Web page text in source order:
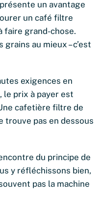
un avantage
un café filtre
faire grand-chose.
au mieux – c’est
exigences en
le prix à payer est
cafetière filtre de
trouve pas en dessous
du principe de
y réfléchissons bien,
pas la machine